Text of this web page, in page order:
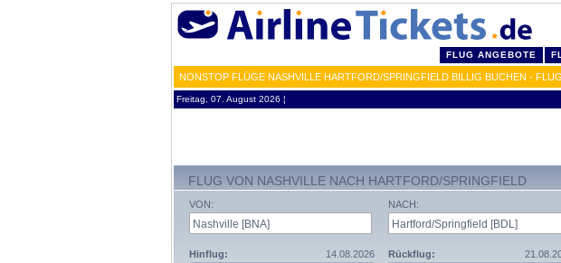
FLUG ANGEBOTE
NONSTOP FLÜGE NASHVILLE HARTFORD/SPRINGFIELD BILLIG BUCHEN -
Freitag, 07. August 2026 ¦
FLUG VON NASHVILLE NACH HARTFORD/SPRINGFIELD
VON:
Hinflug: 14.08.2026
NACH:
Rückflug: